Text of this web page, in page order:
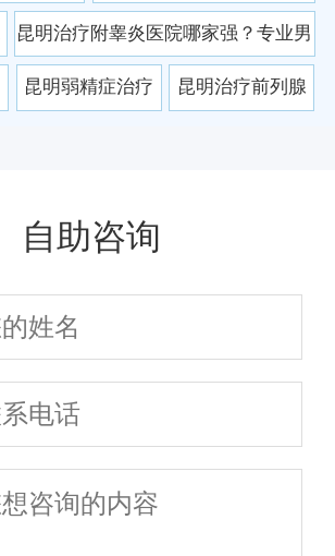
好？2025权威排
名及患者真实评
价
凭实力圈粉无
数，患者直呼“找
对了”！
家口碑医 家好？2025最新排名推
荐，专业治疗更放心！
昆明治疗附睾炎医院哪家强？专业男
科医生一对一解答，快速治愈不复发
昆明弱精症治疗
院，成功率高达
昆明治疗前列腺
自助咨询